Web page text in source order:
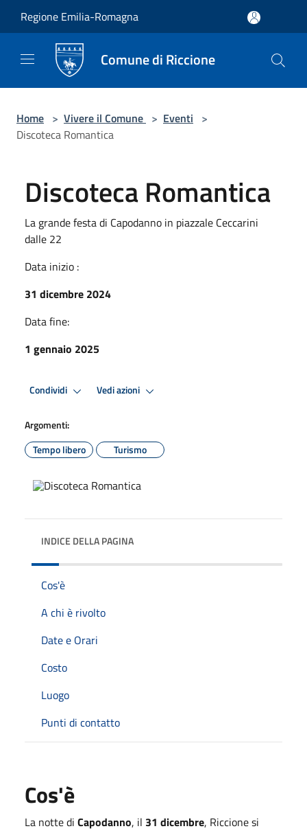
Regione Emilia-Romagna
Comune di Riccione
Home > Vivere il Comune > Eventi >
Discoteca Romantica
Discoteca Romantica
La grande festa di Capodanno in piazzale Ceccarini
dalle 22
Data inizio :
31 dicembre 2024
Data fine:
1 gennaio 2025
Condividi Vedi azioni
Argomenti:
Tempo libero
Turismo
INDICE DELLA PAGINA
Cos'è
A chi è rivolto
Date e Orari
Costo
Luogo
Punti di contatto
Cos'è
La notte di Capodanno, il 31 dicembre, Riccione si